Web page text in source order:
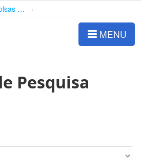
Bolsas e Auxílios Vigentes
MENU
Pesquisa